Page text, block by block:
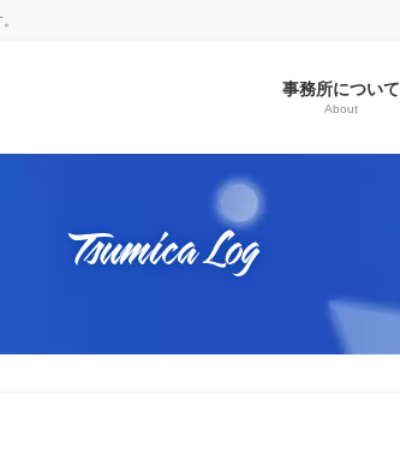
事務所について
About
Tsumica Log